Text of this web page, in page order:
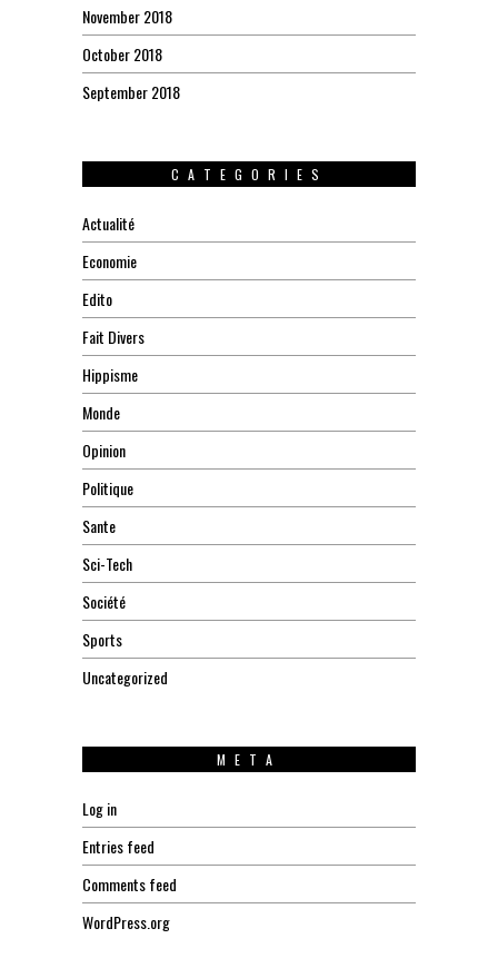
November 2018
October 2018
September 2018
CATEGORIES
Actualité
Economie
Edito
Fait Divers
Hippisme
Monde
Opinion
Politique
Sante
Sci-Tech
Société
Sports
Uncategorized
META
Log in
Entries feed
Comments feed
WordPress.org